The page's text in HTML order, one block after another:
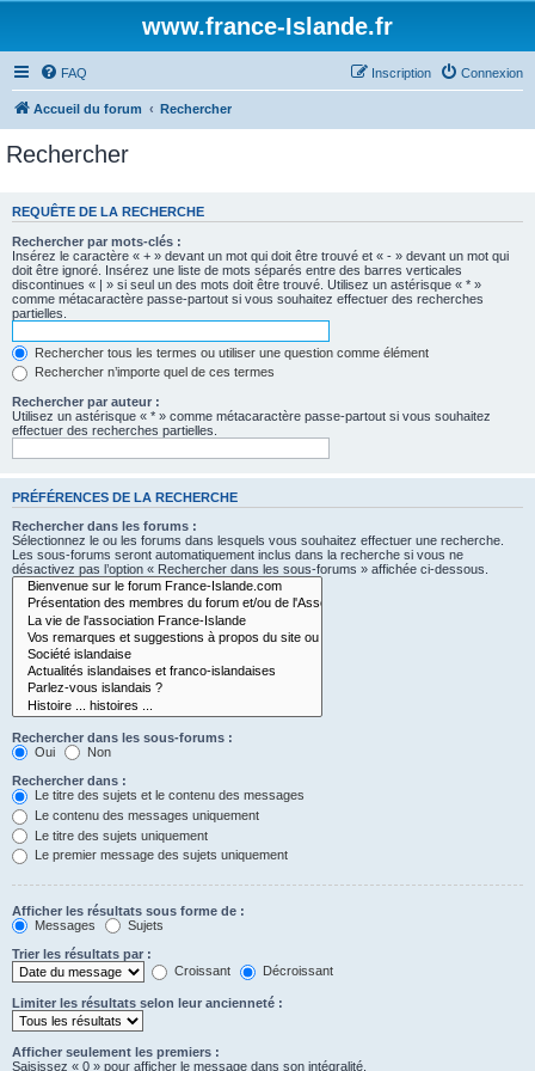
www.france-Islande.fr
FAQ Connexion
Inscription
Accueil du forum Rechercher
Rechercher
REQUÊTE DE LA RECHERCHE
Rechercher par mots-clés :
Insérez le caractère « + » devant un mot qui doit être trouvé et « - » devant un mot qui
doit être ignoré. Insérez une liste de mots séparés entre des barres verticales
discontinues « | » si seul un des mots doit être trouvé. Utilisez un astérisque « * »
comme métacaractère passe-partout si vous souhaitez effectuer des recherches
partielles.
Rechercher tous les termes ou utiliser une question comme élément
Rechercher n’importe quel de ces termes
Rechercher par auteur :
Utilisez un astérisque « * » comme métacaractère passe-partout si vous souhaitez
effectuer des recherches partielles.
PRÉFÉRENCES DE LA RECHERCHE
Rechercher dans les forums :
Sélectionnez le ou les forums dans lesquels vous souhaitez effectuer une recherche.
Les sous-forums seront automatiquement inclus dans la recherche si vous ne
désactivez pas l’option « Rechercher dans les sous-forums » affichée ci-dessous.
Rechercher dans les sous-forums :
Oui
Non
Rechercher dans :
Le titre des sujets et le contenu des messages
Le contenu des messages uniquement
Le titre des sujets uniquement
Le premier message des sujets uniquement
Afficher les résultats sous forme de :
Messages
Sujets
Trier les résultats par :
Croissant
Décroissant
Limiter les résultats selon leur ancienneté :
Afficher seulement les premiers :
Saisissez « 0 » pour afficher le message dans son intégralité.